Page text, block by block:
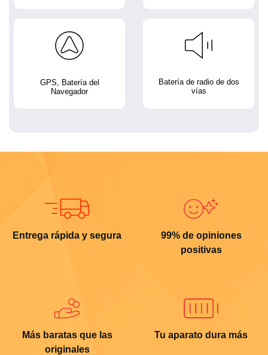
GPS, Batería del
Navegador
Batería de radio de dos
vías
Entrega rápida y segura
99% de opiniones
positivas
Más baratas que las
originales
Tu aparato dura más